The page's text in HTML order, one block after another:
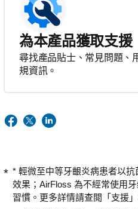
為本產品獲取支援
尋找產品貼士、常見問題、
規資訊。
* 輕微至中等牙齦炎病患者以
效果；AirFloss 為不經常使用
習慣。更多詳情請查閲「支援